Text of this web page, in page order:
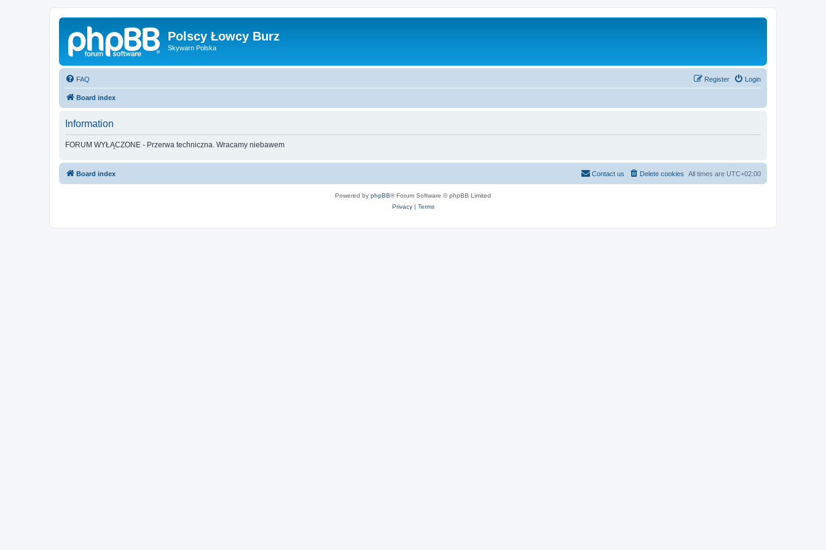
Polscy Łowcy Burz
Skywarn Polska
FAQ Login
Register
Board index
Information
FORUM WYŁĄCZONE - Przerwa techniczna. Wracamy niebawem
Board index All times are UTC+02:00
Delete cookies
Contact us
Powered by phpBB® Forum Software © phpBB Limited
Privacy| Terms